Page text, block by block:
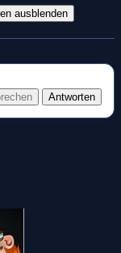
ausblenden
Antworten